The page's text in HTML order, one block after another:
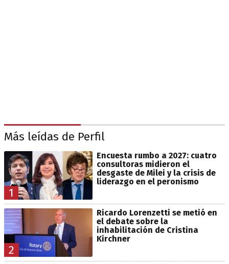
Más leídas de Perfil
1
Encuesta rumbo a 2027: cuatro
consultoras midieron el
desgaste de Milei y la crisis de
liderazgo en el peronismo
2
Ricardo Lorenzetti se metió en
el debate sobre la
inhabilitación de Cristina
Kirchner